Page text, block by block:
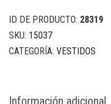
ID DE PRODUCTO: 28319
SKU: 15037
CATEGORÍA: VESTIDOS
Información adicional